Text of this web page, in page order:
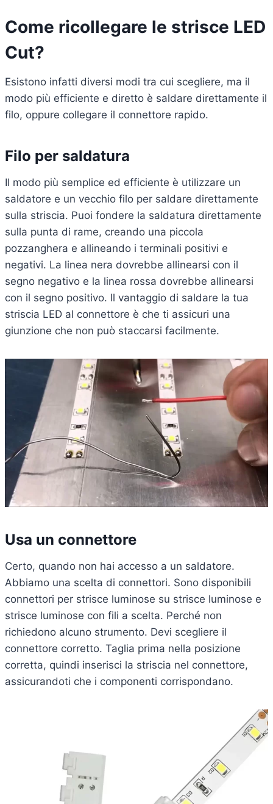
Come ricollegare le strisce LED
Cut?
Esistono infatti diversi modi tra cui scegliere, ma il
modo più efficiente e diretto è saldare direttamente il
filo, oppure collegare il connettore rapido.
Filo per saldatura
Il modo più semplice ed efficiente è utilizzare un
saldatore e un vecchio filo per saldare direttamente
sulla striscia. Puoi fondere la saldatura direttamente
sulla punta di rame, creando una piccola
pozzanghera e allineando i terminali positivi e
negativi. La linea nera dovrebbe allinearsi con il
segno negativo e la linea rossa dovrebbe allinearsi
con il segno positivo. Il vantaggio di saldare la tua
striscia LED al connettore è che ti assicuri una
giunzione che non può staccarsi facilmente.
Usa un connettore
Certo, quando non hai accesso a un saldatore.
Abbiamo una scelta di connettori. Sono disponibili
connettori per strisce luminose su strisce luminose e
strisce luminose con fili a scelta. Perché non
richiedono alcuno strumento. Devi scegliere il
connettore corretto. Taglia prima nella posizione
corretta, quindi inserisci la striscia nel connettore,
assicurandoti che i componenti corrispondano.